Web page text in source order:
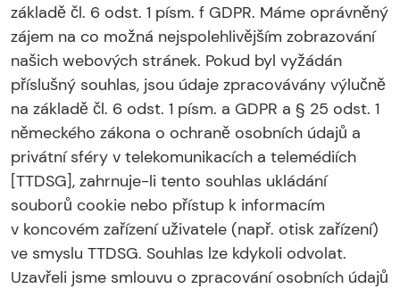
základě čl. 6 odst. 1 písm. f GDPR. Máme oprávněný
zájem na co možná nejspolehlivějším zobrazování
našich webových stránek. Pokud byl vyžádán
příslušný souhlas, jsou údaje zpracovávány výlučně
na základě čl. 6 odst. 1 písm. a GDPR a § 25 odst. 1
německého zákona o ochraně osobních údajů a
privátní sféry v telekomunikacích a telemédiích
[TTDSG], zahrnuje-li tento souhlas ukládání
souborů cookie nebo přístup k informacím
v koncovém zařízení uživatele (např. otisk zařízení)
ve smyslu TTDSG. Souhlas lze kdykoli odvolat.
Uzavřeli jsme smlouvu o zpracování osobních údajů